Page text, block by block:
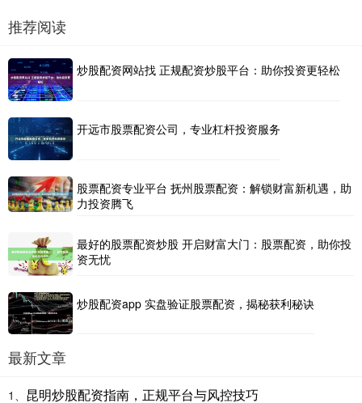
推荐阅读
炒股配资网站找 正规配资炒股平台：助你投资更轻松
开远市股票配资公司，专业杠杆投资服务
股票配资专业平台 抚州股票配资：解锁财富新机遇，助
力投资腾飞
最好的股票配资炒股 开启财富大门：股票配资，助你投
资无忧
炒股配资app 实盘验证股票配资，揭秘获利秘诀
最新文章
1、 昆明炒股配资指南，正规平台与风控技巧